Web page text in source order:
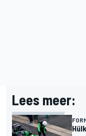
Lees meer: